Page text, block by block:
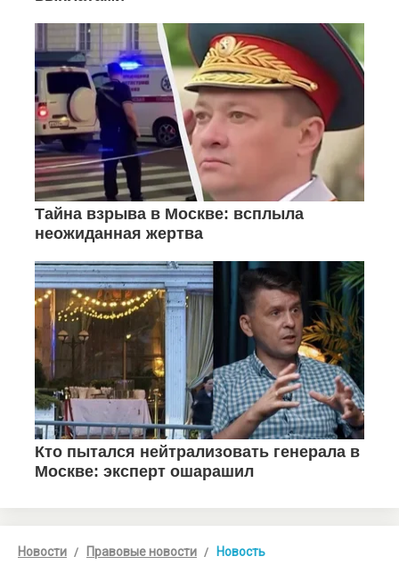
Новости Правовые новости Новость